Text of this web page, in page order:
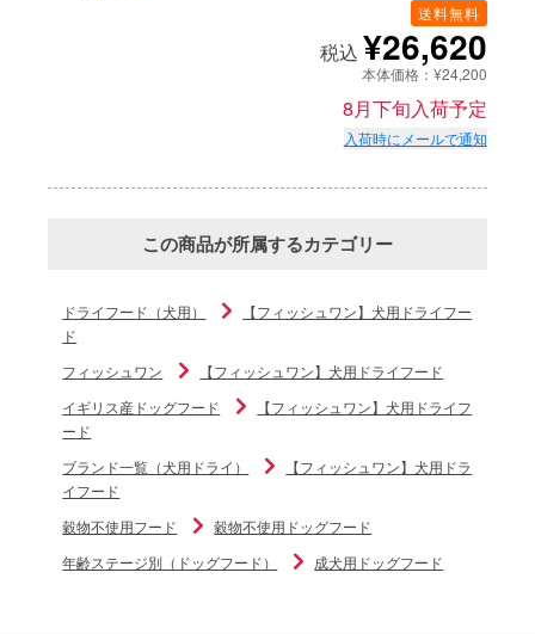
送料無料
税込 ¥26,620
本体価格：¥24,200
8月下旬入荷予定
入荷時にメールで通知
この商品が所属するカテゴリー
ドライフード（犬用）
【フィッシュワン】犬用ドライフー
ド
フィッシュワン
【フィッシュワン】犬用ドライフード
イギリス産ドッグフード
【フィッシュワン】犬用ドライフ
ード
ブランド一覧（犬用ドライ）
【フィッシュワン】犬用ドラ
イフード
穀物不使用フード
穀物不使用ドッグフード
年齢ステージ別（ドッグフード）
成犬用ドッグフード